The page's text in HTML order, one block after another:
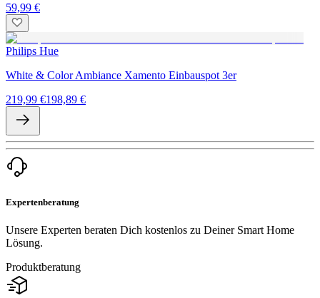
59,99 €
Philips Hue
White & Color Ambiance Xamento Einbauspot 3er
219,99 €198,89 €
Expertenberatung
Unsere Experten beraten Dich kostenlos zu Deiner Smart Home
Lösung.
Produktberatung